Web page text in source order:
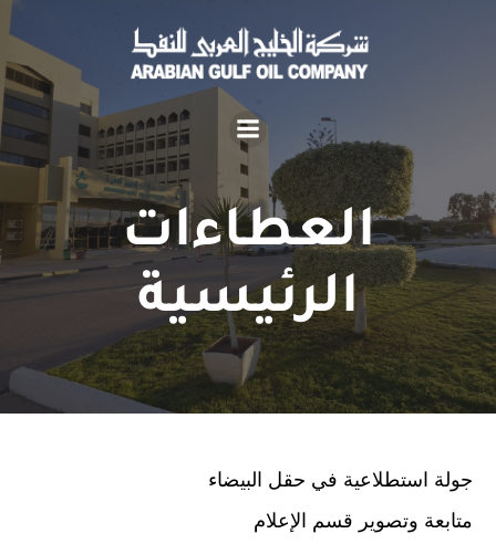
العطاءات
الرئيسية
جولة استطلاعية في حقل البيضاء
متابعة وتصوير قسم الإعلام